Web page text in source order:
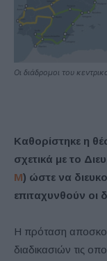
Οι διάδρομοι του
Καθορίστηκε η
σχετικά με το
Μ) ώστε να
επιταχυνθούν οι
Η πρόταση
διαδικασιών τις